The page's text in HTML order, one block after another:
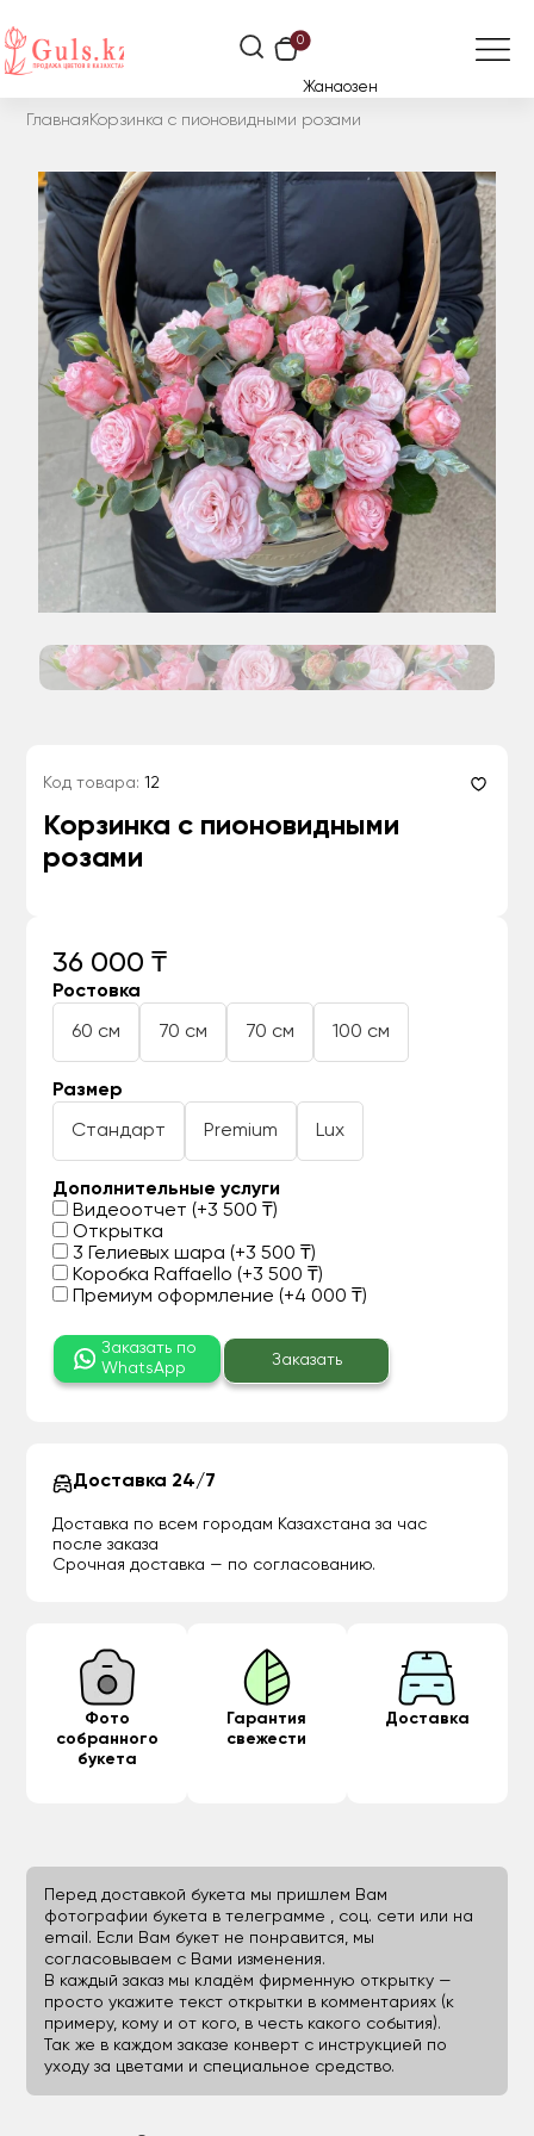
0
Жанаозен
Главная Корзинка с пионовидными розами
Код товара: 12
Корзинка с пионовидными
розами
36 000 ₸
Ростовка
60 см 70 см 70 см 100 см
Размер
Стандарт Premium Lux
Дополнительные услуги
Видеоотчет (+3 500 ₸)
Открытка
3 Гелиевых шара (+3 500 ₸)
Коробка Raffaello (+3 500 ₸)
Премиум оформление (+4 000 ₸)
Заказать по
WhatsApp
Заказать
Доставка 24/7
Доставка по всем городам Казахстана за час
после заказа
Срочная доставка — по согласованию.
Фото
собранного
букета
Гарантия
свежести
Доставка
Перед доставкой букета мы пришлем Вам
фотографии букета в телеграмме , соц. сети или на
email. Если Вам букет не понравится, мы
согласовываем с Вами изменения.
В каждый заказ мы кладём фирменную открытку —
просто укажите текст открытки в комментариях (к
примеру, кому и от кого, в честь какого события).
Так же в каждом заказе конверт с инструкцией по
уходу за цветами и специальное средство.